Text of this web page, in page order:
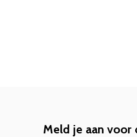
Meld je aan voor